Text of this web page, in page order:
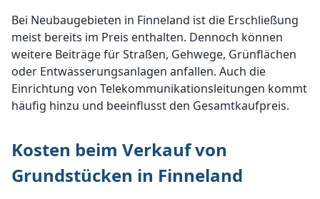
Bei Neubaugebieten in Finneland ist die Erschließung
meist bereits im Preis enthalten. Dennoch können
weitere Beiträge für Straßen, Gehwege, Grünflächen
oder Entwässerungsanlagen anfallen. Auch die
Einrichtung von Telekommunikationsleitungen kommt
häufig hinzu und beeinflusst den Gesamtkaufpreis.
Kosten beim Verkauf von
Grundstücken in Finneland